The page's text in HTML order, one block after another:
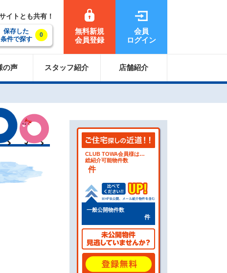
イトとも共有！
保存した
条件で探す
0
無料新規
会員登録
会員
ログイン
の声 スタッフ紹介 店舗紹介
CLUB TOWA会員様は…
総紹介可能物件数
件
一般公開物件数
件